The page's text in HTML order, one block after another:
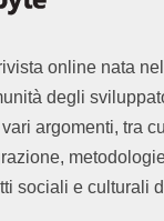
online nata
degli
argomenti, tra
sociali e culturali